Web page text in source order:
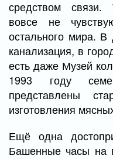
средством связи.
вовсе не
остального мира. В
канализация, в
есть даже Музей
1993 году
представлены
изготовления
Ещё одна
Башенные часы на